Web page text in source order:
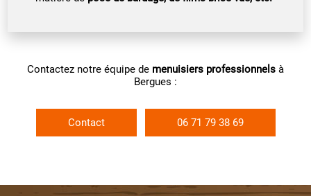
Contactez notre équipe de menuisiers professionnels à
Bergues :
Contact 06 71 79 38 69